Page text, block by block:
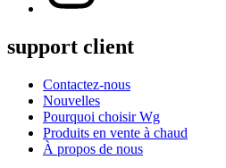
support client
Contactez-nous
Nouvelles
Pourquoi choisir Wg
Produits en vente à chaud
À propos de nous